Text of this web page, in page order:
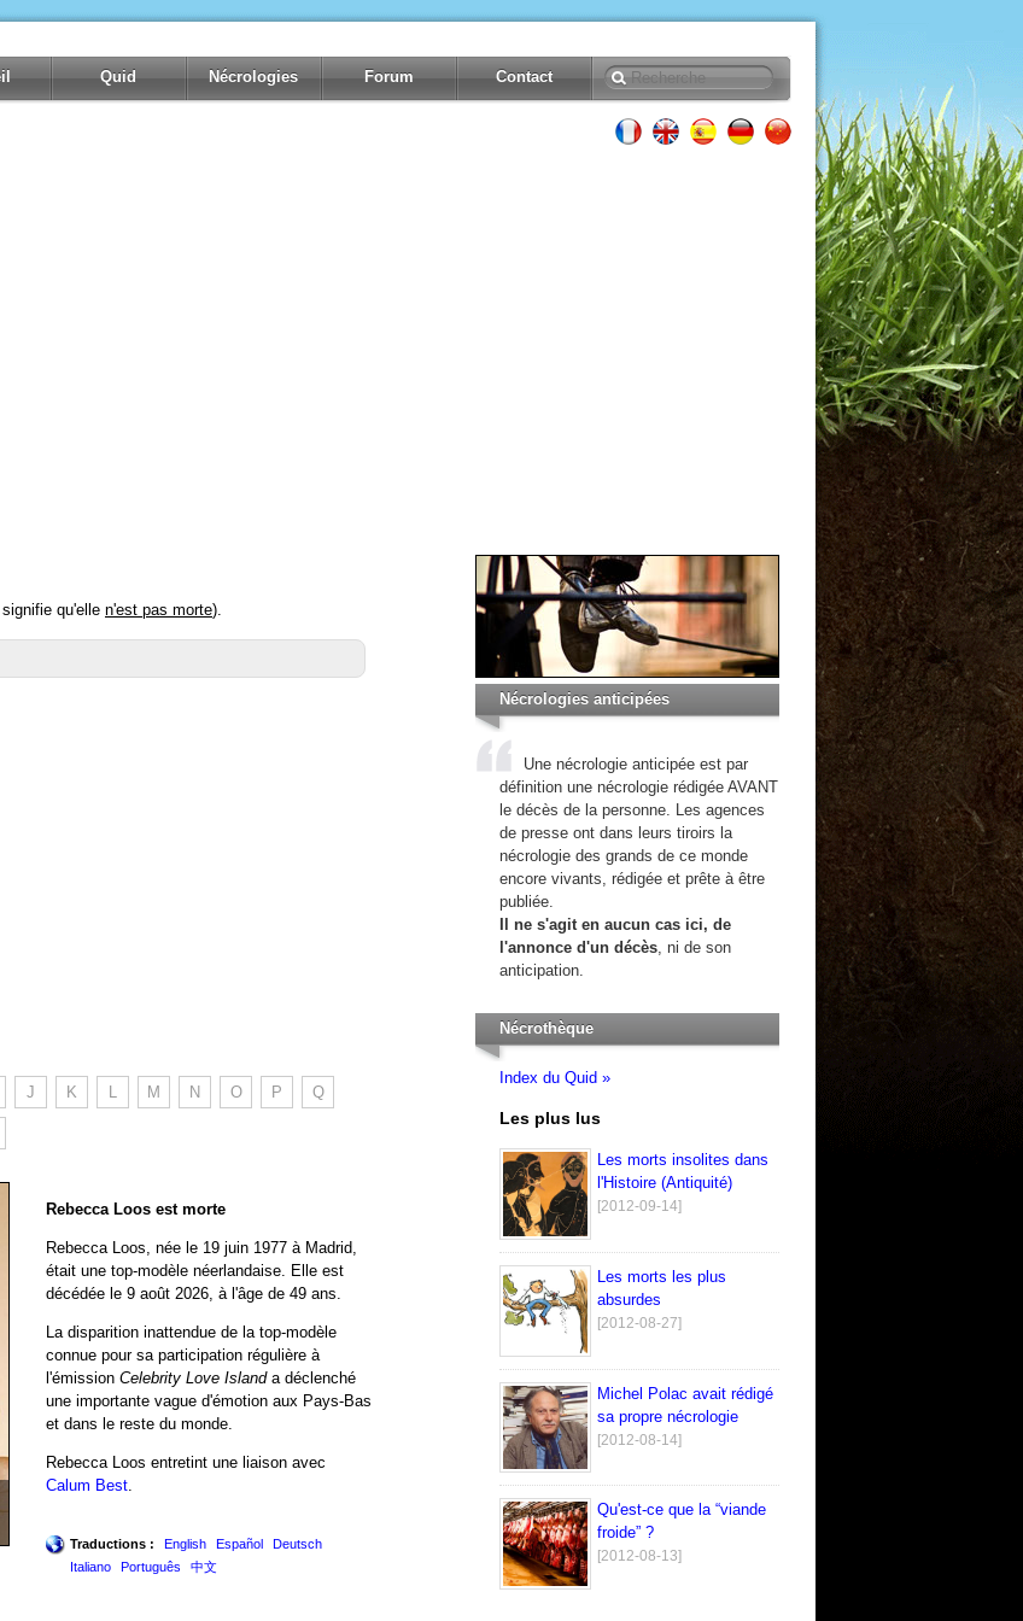
Quid Nécrologies Forum Contact
qu'elle n'est pas morte).
J K L M N O P Q
Rebecca Loos est morte
Rebecca Loos, née le 19 juin 1977 à Madrid,
était une top-modèle néerlandaise. Elle est
décédée le 9 août 2026, à l'âge de 49 ans.
La disparition inattendue de la top-modèle
connue pour sa participation régulière à
l'émission Celebrity Love Islanda déclenché
une importante vague d'émotion aux Pays-Bas
et dans le reste du monde.
Rebecca Loos entretint une liaison avec
Calum Best
Traductions : English Español
Deutsch
Italiano
Português 中文
Nécrologies anticipées
Une nécrologie anticipée est par
définition une nécrologie rédigée AVANT
le décès de la personne. Les agences
de presse ont dans leurs tiroirs la
nécrologie des grands de ce monde
encore vivants, rédigée et prête à être
publiée.
Il ne s'agit en aucun cas ici, de
l'annonce d'un décès, ni de son
anticipation.
Nécrothèque
Index du Quid »
Les plus lus
Les morts insolites dans
l'Histoire (Antiquité)
[2012-09-14]
Les morts les plus
absurdes
[2012-08-27]
Michel Polac avait rédigé
sa propre nécrologie
[2012-08-14]
Qu'est-ce que la “viande
froide” ?
[2012-08-13]